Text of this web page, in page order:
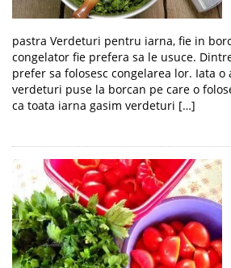
pastra Verdeturi pentru iarna, fie in
congelator fie prefera sa le usuce.
prefer sa folosesc congelarea lor. Iata o
verdeturi puse la borcan pe care o
ca toata iarna gasim verdeturi […]